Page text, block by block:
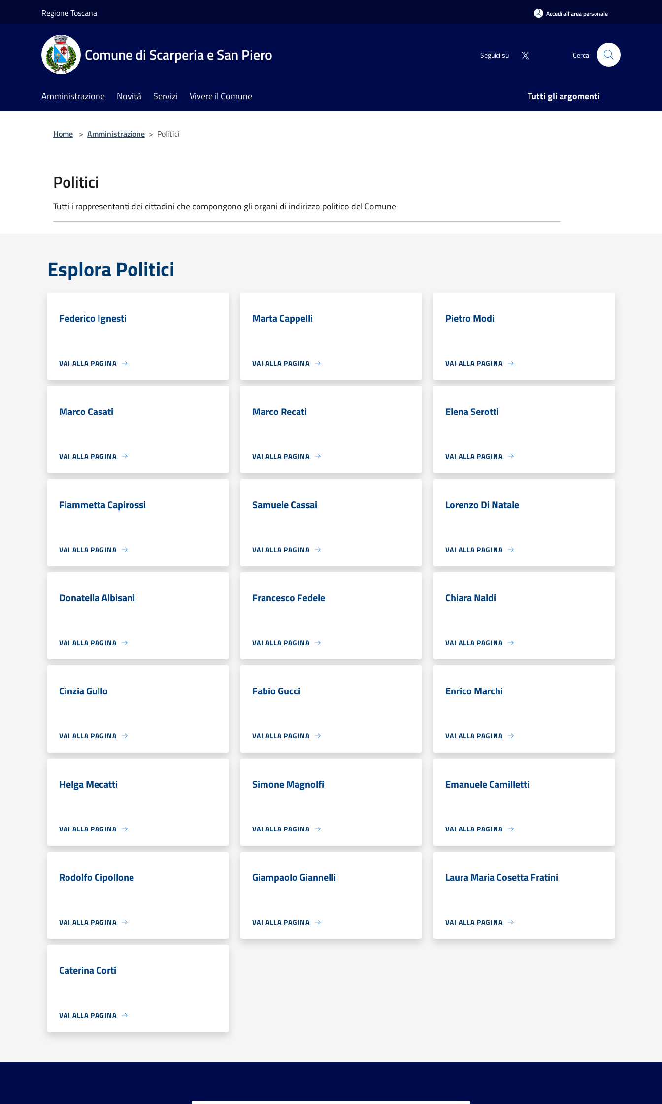
Regione Toscana Accedi all'area personale
Comune di Scarperia e San Piero Seguici su Cerca
Amministrazione Novità Servizi Vivere il Comune Tutti gli argomenti
Home > Amministrazione > Politici
Politici
Tutti i rappresentanti dei cittadini che compongono gli organi di indirizzo politico del Comune
Esplora Politici
Federico Ignesti
VAI ALLA PAGINA
Marta Cappelli
VAI ALLA PAGINA
Pietro Modi
VAI ALLA PAGINA
Marco Casati
VAI ALLA PAGINA
Marco Recati
VAI ALLA PAGINA
Elena Serotti
VAI ALLA PAGINA
Fiammetta Capirossi
VAI ALLA PAGINA
Samuele Cassai
VAI ALLA PAGINA
Lorenzo Di Natale
VAI ALLA PAGINA
Donatella Albisani
VAI ALLA PAGINA
Francesco Fedele
VAI ALLA PAGINA
Chiara Naldi
VAI ALLA PAGINA
Cinzia Gullo
VAI ALLA PAGINA
Fabio Gucci
VAI ALLA PAGINA
Enrico Marchi
VAI ALLA PAGINA
Helga Mecatti
VAI ALLA PAGINA
Simone Magnolfi
VAI ALLA PAGINA
Emanuele Camilletti
VAI ALLA PAGINA
Rodolfo Cipollone
VAI ALLA PAGINA
Giampaolo Giannelli
VAI ALLA PAGINA
Laura Maria Cosetta Fratini
VAI ALLA PAGINA
Caterina Corti
VAI ALLA PAGINA